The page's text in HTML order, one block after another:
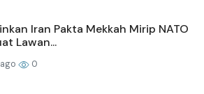
Iran Pakta Mekkah Mirip NATO
Lawan...
0